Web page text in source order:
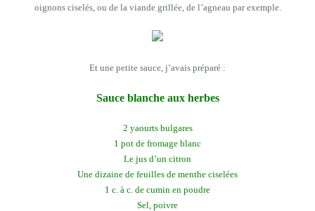
oignons ciselés, ou de la viande grillée, de l’agneau par exemple.
Et une petite sauce, j’avais préparé :
Sauce blanche aux herbes
2 yaourts bulgares
1 pot de fromage blanc
Le jus d’un citron
Une dizaine de feuilles de menthe ciselées
1 c. à c. de cumin en poudre
Sel, poivre